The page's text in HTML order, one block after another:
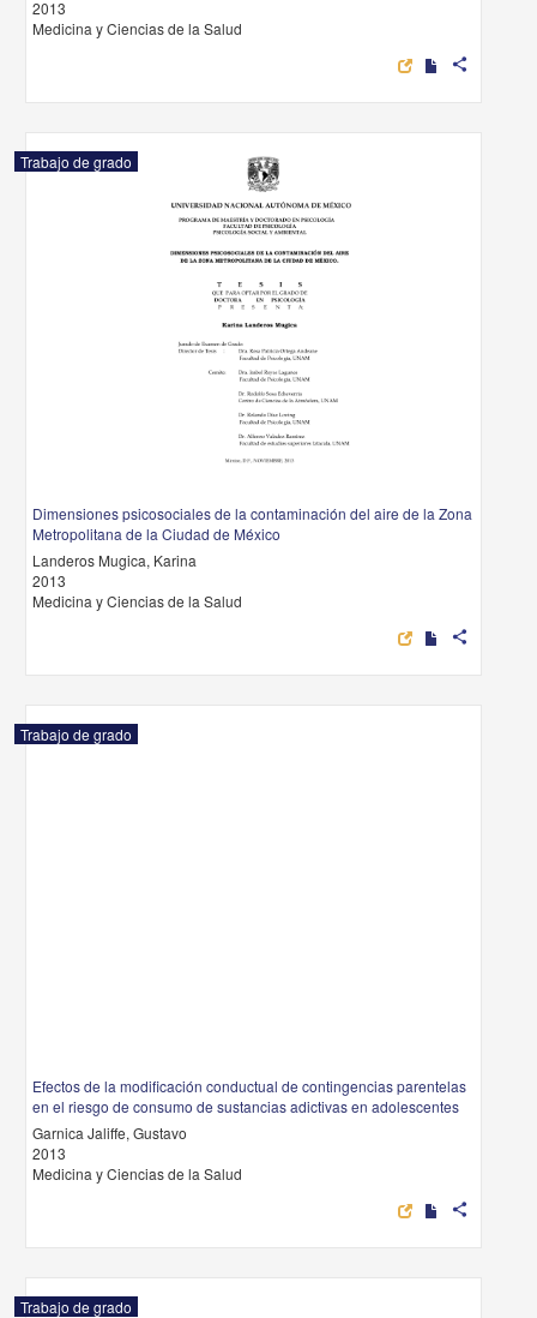
2013
Medicina y Ciencias de la Salud
share
Trabajo de grado
Dimensiones psicosociales de la contaminación del aire de la Zona
Metropolitana de la Ciudad de México
Landeros Mugica, Karina
2013
Medicina y Ciencias de la Salud
share
Trabajo de grado
Efectos de la modificación conductual de contingencias parentelas
en el riesgo de consumo de sustancias adictivas en adolescentes
Garnica Jaliffe, Gustavo
2013
Medicina y Ciencias de la Salud
share
Trabajo de grado